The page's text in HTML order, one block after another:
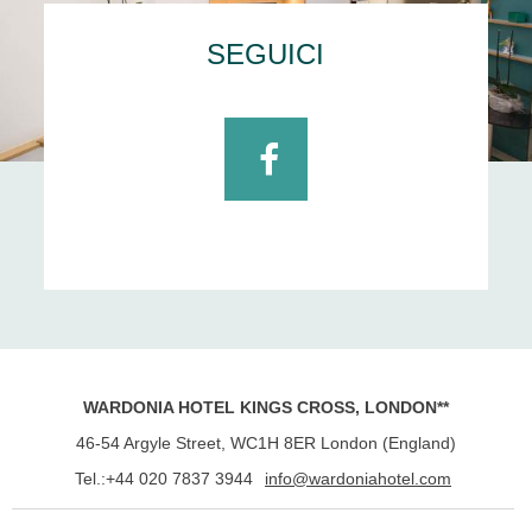
SEGUICI
Facebook
WARDONIA HOTEL KINGS CROSS, LONDON**
46-54 Argyle Street WC1H 8ER London (England)
Tel.:+44 020 7837 3944 info@wardoniahotel.com